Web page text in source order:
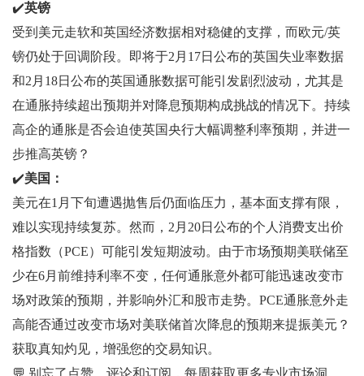
✔️英镑
受到美元走软和英国经济数据相对稳健的支撑，而欧元/英
镑仍处于回调阶段。即将于2月17日公布的英国失业率数据
和2月18日公布的英国通胀数据可能引发剧烈波动，尤其是
在通胀持续超出预期并对降息预期构成挑战的情况下。持续
高企的通胀是否会迫使英国央行大幅调整利率预期，并进一
步推高英镑？
✔️美国：
美元在1月下旬遭遇抛售后仍面临压力，基本面支撑有限，
难以实现持续复苏。然而，2月20日公布的个人消费支出价
格指数（PCE）可能引发短期波动。由于市场预期美联储至
少在6月前维持利率不变，任何通胀意外都可能迅速改变市
场对政策的预期，并影响外汇和股市走势。PCE通胀意外走
高能否通过改变市场对美联储首次降息的预期来提振美元？
获取真知灼见，增强您的交易知识。